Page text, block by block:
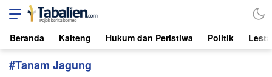
Tabalien.com
Lokal, Independen, dari Borneo
Beranda Kalteng Hukum dan Peristiwa Politik
#Tanam Jagung